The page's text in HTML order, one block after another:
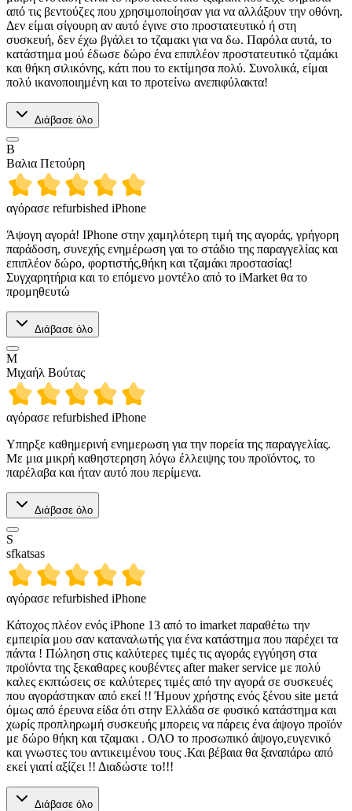
από τις βεντούζες που χρησιμοποίησαν για να αλλάξουν την οθόνη.
Δεν είμαι σίγουρη αν αυτό έγινε στο προστατευτικό ή στη
συσκευή, δεν έχω βγάλει το τζαμακι για να δω. Παρόλα αυτά, το
κατάστημα μού έδωσε δώρο ένα επιπλέον προστατευτικό τζαμάκι
και θήκη σιλικόνης, κάτι που το εκτίμησα πολύ. Συνολικά, είμαι
πολύ ικανοποιημένη και το προτείνω ανεπιφύλακτα!
Διάβασε όλο
Β
Βαλια Πετούρη
αγόρασε refurbished iPhone
Άψογη αγορά! IPhone στην χαμηλότερη τιμή της αγοράς, γρήγορη
παράδοση, συνεχής ενημέρωση γαι το στάδιο της παραγγελίας και
επιπλέον δώρο, φορτιστής,θήκη και τζαμάκι προστασίας!
Συγχαρητήρια και το επόμενο μοντέλο από το iMarket θα το
προμηθευτώ
Διάβασε όλο
Μ
Μιχαήλ Βούτας
αγόρασε refurbished iPhone
Υπηρξε καθημερινή ενημερωση για την πορεία της παραγγελίας.
Με μια μικρή καθηστερηση λόγω έλλειψης του προϊόντος, το
παρέλαβα και ήταν αυτό που περίμενα.
Διάβασε όλο
S
sfkatsas
αγόρασε refurbished iPhone
Κάτοχος πλέον ενός iPhone 13 από το imarket παραθέτω την
εμπειρία μου σαν καταναλωτής για ένα κατάστημα που παρέχει τα
πάντα ! Πώληση στις καλύτερες τιμές τις αγοράς εγγύηση στα
προϊόντα της ξεκαθαρες κουβέντες after maker service με πολύ
καλες εκπτώσεις σε καλύτερες τιμές από την αγορά σε συσκευές
που αγοράστηκαν από εκεί !! Ήμουν χρήστης ενός ξένου site μετά
όμως από έρευνα είδα ότι στην Ελλάδα σε φυσικό κατάστημα και
χωρίς προπληρωμή συσκευής μπορεις να πάρεις ένα άψογο προϊόν
με δώρο θήκη και τζαμακι . ΟΛΟ το προσωπικό άψογο,ευγενικό
και γνωστες του αντικειμένου τους .Και βέβαια θα ξαναπάρω από
εκεί γιατί αξίζει !! Διαδώστε το!!!
Διάβασε όλο